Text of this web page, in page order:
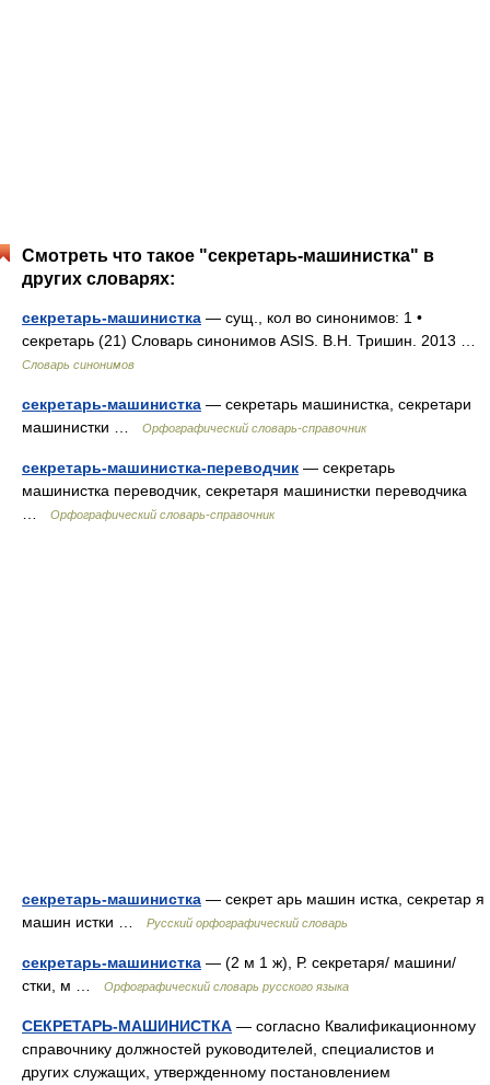
Смотреть что такое "секретарь-машинистка" в
других словарях:
секретарь-машинистка — сущ., кол во синонимов: 1 •
секретарь (21) Словарь синонимов ASIS. В.Н. Тришин. 2013 …
Словарь синонимов
секретарь-машинистка — секретарь машинистка, секретари
машинистки …
Орфографический словарь-справочник
секретарь-машинистка-переводчик — секретарь
машинистка переводчик, секретаря машинистки переводчика
Орфографический словарь-справочник
секретарь-машинистка — секрет арь машин истка, секретар я
машин истки …
Русский орфографический словарь
секретарь-машинистка — (2 м 1 ж), Р. секретаря/ машини/
стки, м …
Орфографический словарь русского языка
СЕКРЕТАРЬ-МАШИНИСТКА — согласно Квалификационному
справочнику должностей руководителей, специалистов и
других служащих, утвержденному постановлением